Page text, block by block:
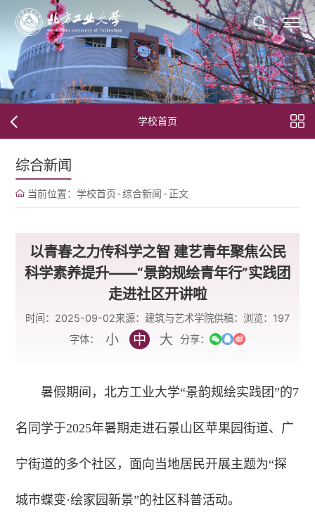
学校首页
综合新闻
当前位置： 学校首页-综合新闻 -正文
以青春之力传科学之智 建艺青年聚焦公民
科学素养提升——“景韵规绘青年行”实践团
走进社区开讲啦
时间：2025-09-02来源：建筑与艺术学院供稿： 浏览： 197
字体：
小 中 大 分享：
暑假期间，北方工业大学“景韵规绘实践团”的7
名同学于2025年暑期走进石景山区苹果园街道、广
宁街道的多个社区，面向当地居民开展主题为“探
城市蝶变·绘家园新景”的社区科普活动。